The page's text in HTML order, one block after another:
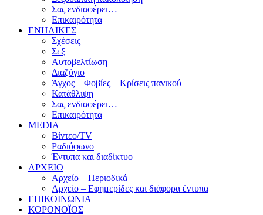
Σας ενδιαφέρει…
Επικαιρότητα
ΕΝΗΛΙΚΕΣ
Σχέσεις
Σεξ
Αυτοβελτίωση
Διαζύγιο
Άγχος – Φοβίες – Κρίσεις πανικού
Κατάθλιψη
Σας ενδιαφέρει…
Επικαιρότητα
MEDIA
Βίντεο/TV
Ραδιόφωνο
Έντυπα και διαδίκτυο
ΑΡΧΕΙΟ
Αρχείο – Περιοδικά
Αρχείο – Εφημερίδες και διάφορα έντυπα
ΕΠΙΚΟΙΝΩΝΙΑ
ΚΟΡΟΝΟΪΟΣ